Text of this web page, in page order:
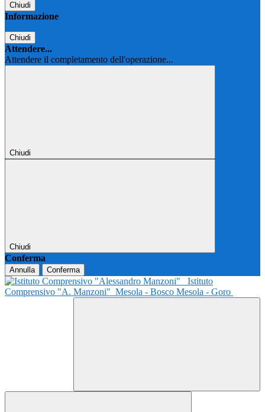
Chiudi
Informazione
Chiudi
Attendere...
Attendere il completamento dell'operazione...
Chiudi
Chiudi
Conferma
Annulla Conferma
Istituto
Comprensivo "A. Manzoni" Mesola - Bosco Mesola - Goro